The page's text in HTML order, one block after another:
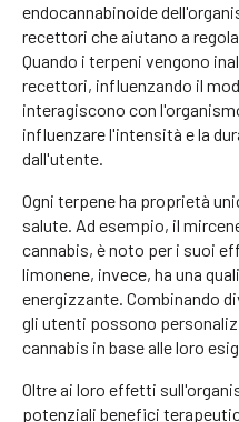
endocannabinoide
recettori che aiutano a
Quando i terpeni vengono
recettori, influenzando il
interagiscono con
influenzare l'intensità e la
dall'utente.
Ogni terpene ha proprietà
salute. Ad esempio, il
cannabis, è noto per i suoi
limonene, invece, ha una
energizzante. Combinando
gli utenti possono
cannabis in base alle loro
Oltre ai loro effetti
potenziali benefici